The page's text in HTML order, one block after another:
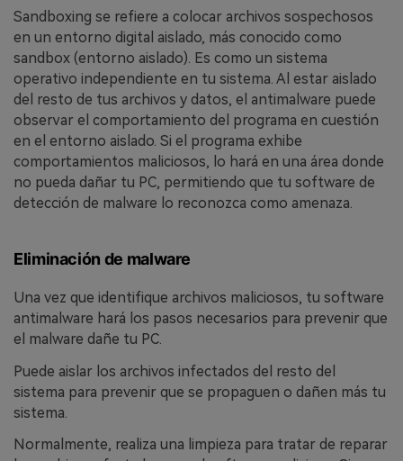
Sandboxing se refiere a colocar archivos sospechosos
en un entorno digital aislado, más conocido como
sandbox (entorno aislado). Es como un sistema
operativo independiente en tu sistema. Al estar aislado
del resto de tus archivos y datos, el antimalware puede
observar el comportamiento del programa en cuestión
en el entorno aislado. Si el programa exhibe
comportamientos maliciosos, lo hará en una área donde
no pueda dañar tu PC, permitiendo que tu software de
detección de malware lo reconozca como amenaza.
Eliminación de malware
Una vez que identifique archivos maliciosos, tu software
antimalware hará los pasos necesarios para prevenir que
el malware dañe tu PC.
Puede aislar los archivos infectados del resto del
sistema para prevenir que se propaguen o dañen más tu
sistema.
Normalmente, realiza una limpieza para tratar de reparar